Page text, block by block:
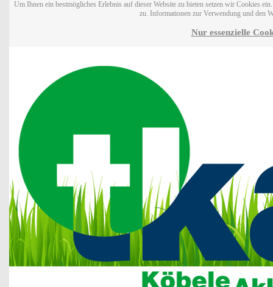
Um Ihnen ein bestmögliches Erlebnis auf dieser Website zu bieten setzen wir Cookies
zu. Informationen zur Verwendung und den
Nur essenzielle